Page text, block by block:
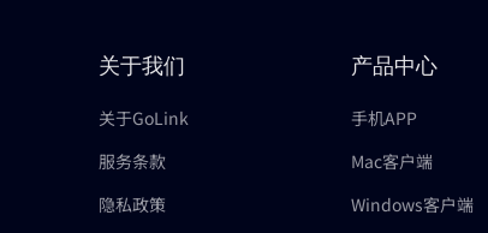
关于我们
关于GoLink
服务条款
隐私政策
产品中心
手机APP
Mac客户端
Windows客户端